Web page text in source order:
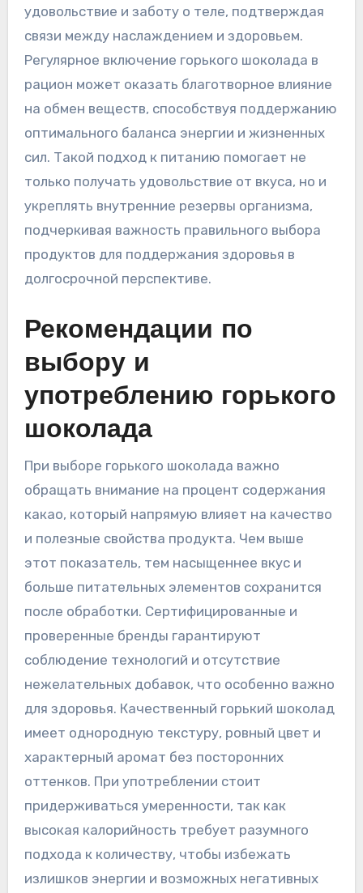
удовольствие и заботу о теле‚ подтверждая
связи между наслаждением и здоровьем.
Регулярное включение горького шоколада в
рацион может оказать благотворное влияние
на обмен веществ‚ способствуя поддержанию
оптимального баланса энергии и жизненных
сил. Такой подход к питанию помогает не
только получать удовольствие от вкуса‚ но и
укреплять внутренние резервы организма‚
подчеркивая важность правильного выбора
продуктов для поддержания здоровья в
долгосрочной перспективе.
Рекомендации по
выбору и
употреблению горького
шоколада
При выборе горького шоколада важно
обращать внимание на процент содержания
какао‚ который напрямую влияет на качество
и полезные свойства продукта. Чем выше
этот показатель‚ тем насыщеннее вкус и
больше питательных элементов сохранится
после обработки. Сертифицированные и
проверенные бренды гарантируют
соблюдение технологий и отсутствие
нежелательных добавок‚ что особенно важно
для здоровья. Качественный горький шоколад
имеет однородную текстуру‚ ровный цвет и
характерный аромат без посторонних
оттенков. При употреблении стоит
придерживаться умеренности‚ так как
высокая калорийность требует разумного
подхода к количеству‚ чтобы избежать
излишков энергии и возможных негативных